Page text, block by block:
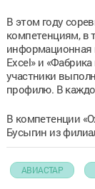
В этом году
компетенциям, в
информационная
Excel» и
участники
профилю. В
В компетенции
Бусыгин из
АВИАСТАР